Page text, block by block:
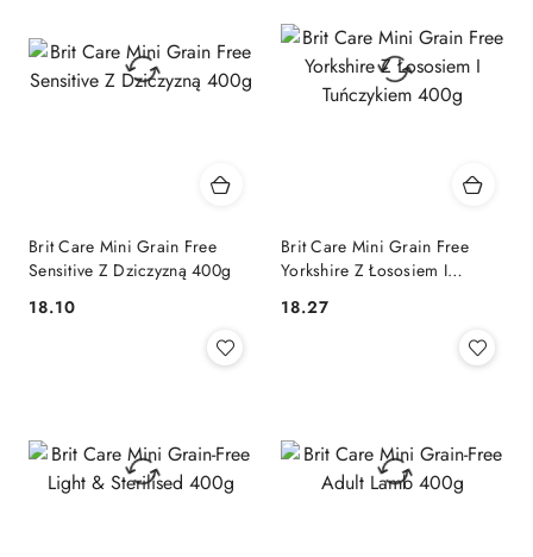
Brit Care Mini Grain Free
Sensitive Z Dziczyzną 400g
Cena:
18.10
Brit Care Mini Grain Free
Yorkshire Z Łososiem I
Cena:
18.27